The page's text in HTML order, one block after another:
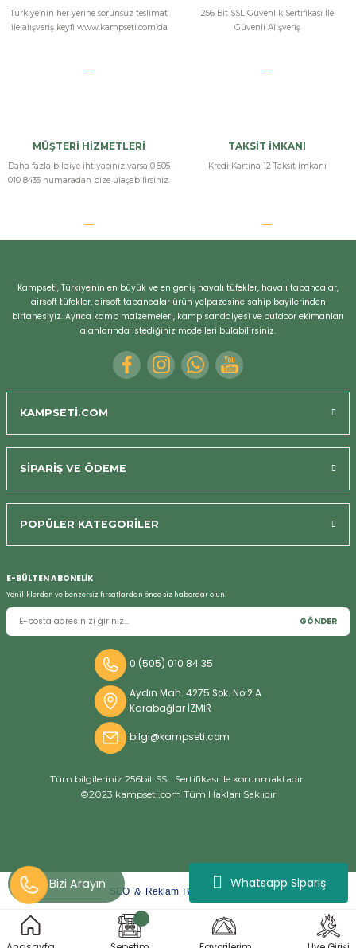
Whatsapp Sipariş
Türkiye’nin her yerine sorunsuz teslimat
ile alışveriş keyfi www.kampseti.com’da
256 Bit SSL Güvenlik Sertifikası İle
Güvenli Alışveriş
MÜŞTERİ HİZMETLERİ
Daha fazla bilgiye ihtiyacınız varsa 0 505
010 8435 numaradan bize ulaşabilirsiniz.
TAKSİT İMKANI
Kredi Kartına 12 Taksit İmkanı
Kampseti, Türkiye'nin en büyük ve en geniş havalı tüfekler, havalı tabancalar,
airsoft tüfekler, airsoft tabancalar ürün yelpazesine sahip bayilerinden
birtanesiyiz. Ayrıca kamp malzemeleri, kamp sandalyesi ve outdoor ekimanları
alanlarında istediğiniz modelleri bulabilirsiniz.
KAMPSETİ.COM
SİPARİŞ VE ÖDEME
POPÜLER KATEGORİLER
E-BÜLTEN ABONELİK
Yeniliklerden ve benzersiz fırsatlardan önce siz haberdar olun.
GÖNDER
0 (505) 010 84 35
Aydın Mah. 4275 Sok. No:2 A
Karabağlar İZMİR
bilgi@kampseti.com
Tüm bilgileriniz 256bit SSL Sertifikası ile korunmaktadır.
©2023 kampseti.com Tüm Hakları Saklıdır
Bizi Arayın
SEO & Reklam By arat
ideasoft